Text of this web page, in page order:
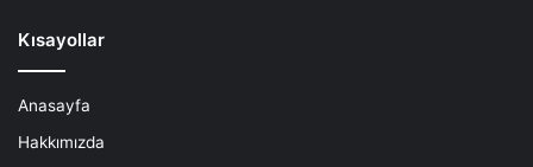
Kısayollar
Anasayfa
Hakkımızda